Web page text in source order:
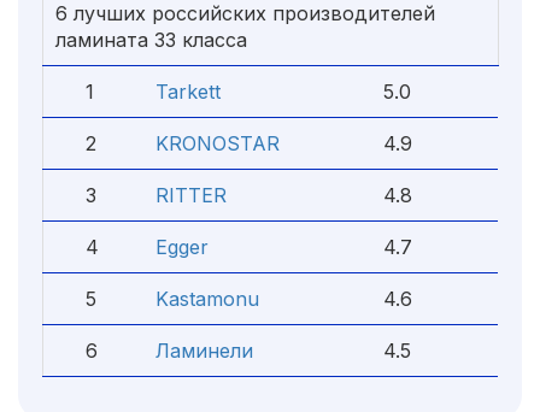
6 лучших российских производителей
ламината 33 класса
1 Tarkett 5.0
2 KRONOSTAR 4.9
3 RITTER 4.8
4 Egger 4.7
5 Kastamonu 4.6
6 Ламинели 4.5